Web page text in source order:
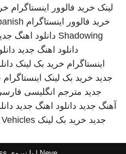
لینک خرید فالوور اینستاگرام
خرید فالوور اینستاگرام
Shadowing دانلود اهنگ
دانلود اهنگ جدید
اینستاگرام خرید بک لینک
جدید خرید بک لینک اینستاگرام
جدید مترجم انگلیسی
آهنگ جدید دانلود اهنگ جدید
جدید خرید بک لینک